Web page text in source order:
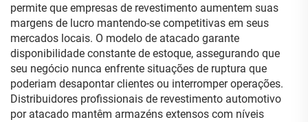
permite que empresas de revestimento aumentem suas
margens de lucro mantendo-se competitivas em seus
mercados locais. O modelo de atacado garante
disponibilidade constante de estoque, assegurando que
seu negócio nunca enfrente situações de ruptura que
poderiam desapontar clientes ou interromper operações.
Distribuidores profissionais de revestimento automotivo
por atacado mantêm armazéns extensos com níveis